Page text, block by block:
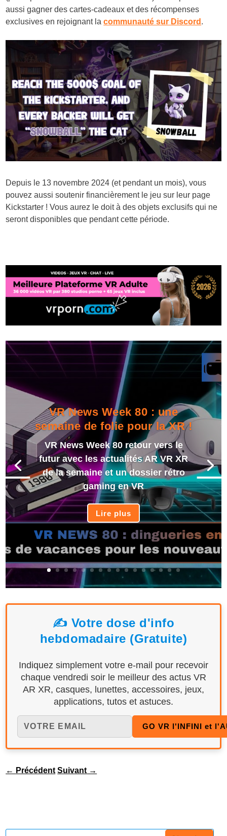
aussi gagner des cartes-cadeaux et des récompenses
exclusives en rejoignant lacommunauté sur Discord .
Depuis le 13 novembre 2024 (et pendant un mois), vous
pouvez aussi soutenir financièrement le jeu sur leur page
Kickstarter ! Vous aurez le doit à des objets exclusifs qui ne
seront disponibles que pendant cette période.
VR News Week 80 : une
semaine de folie pour la XR !
VR News Week 80 retour vers le
futur avec les actualités AR VR XR
de la semaine et un dossier rétro
gaming en VR
Lire plus
✍️ Votre dose d'info
hebdomadaire (Gratuite)
Indiquez simplement votre e-mail pour recevoir
chaque vendredi soir le meilleur des actus VR
AR XR, casques, lunettes, accessoires, jeux,
applications, tutos et astuces.
← Précédent Suivant →